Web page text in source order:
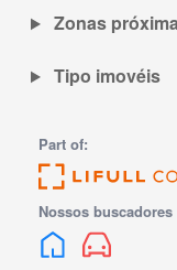
Zonas
Tipo imovéis
Part of:
Nossos buscadores